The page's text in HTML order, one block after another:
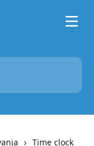
Time clock